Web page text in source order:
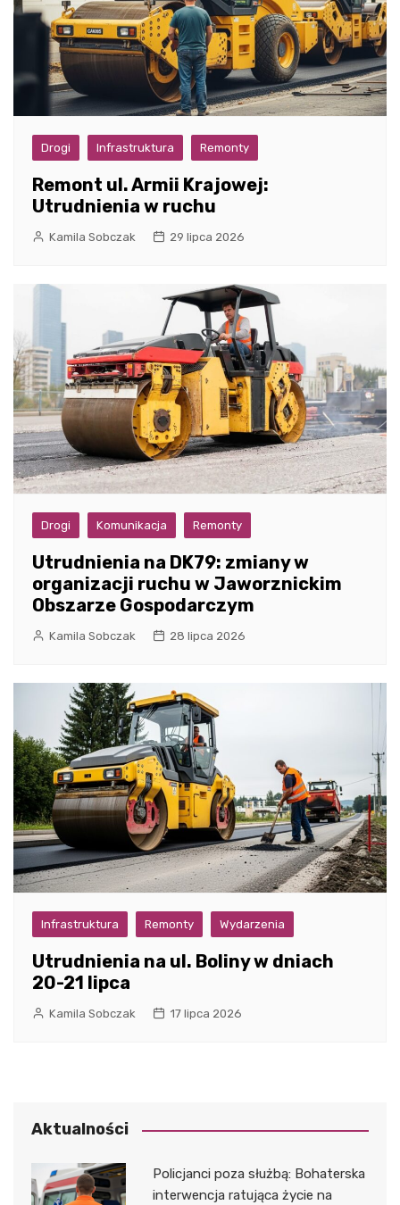
Drogi Infrastruktura Remonty
Remont ul. Armii Krajowej:
Utrudnienia w ruchu
Kamila Sobczak 29 lipca 2026
Drogi Komunikacja Remonty
Utrudnienia na DK79: zmiany w
organizacji ruchu w Jaworznickim
Obszarze Gospodarczym
Kamila Sobczak 28 lipca 2026
Infrastruktura Remonty Wydarzenia
Utrudnienia na ul. Boliny w dniach
20-21 lipca
Kamila Sobczak 17 lipca 2026
Aktualności
Policjanci poza służbą: Bohaterska
interwencja ratująca życie na